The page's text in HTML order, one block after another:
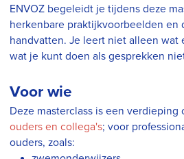
ENVOZ begeleidt je tijdens deze
herkenbare praktijkvoorbeelden en
handvatten. Je leert niet alleen wat
wat je kunt doen als gesprekken
Voor wie
Deze masterclass is een verdieping
ouders en collega's; voor
ouders, zoals: